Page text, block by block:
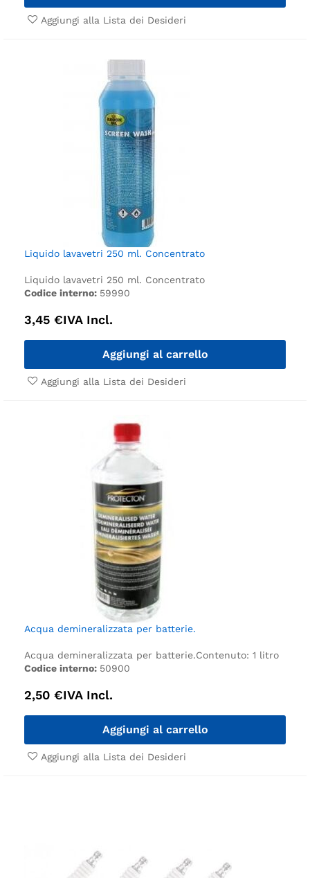
Aggiungi alla Lista dei Desideri
Liquido lavavetri 250 ml. Concentrato
Liquido lavavetri 250 ml. Concentrato
Codice interno: 59990
3,45 €IVA Incl.
Aggiungi al carrello
Aggiungi alla Lista dei Desideri
Acqua demineralizzata per batterie.
Acqua demineralizzata per batterie.Contenuto: 1 litro
Codice interno: 50900
2,50 €IVA Incl.
Aggiungi al carrello
Aggiungi alla Lista dei Desideri